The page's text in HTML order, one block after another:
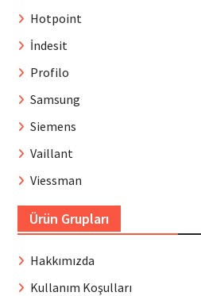
Hotpoint
İndesit
Profilo
Samsung
Siemens
Vaillant
Viessman
Ürün Grupları
Hakkımızda
Kullanım Koşulları